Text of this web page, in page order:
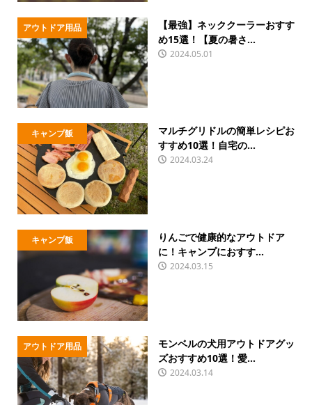
アウトドア用品
【最強】ネッククーラーおすす
め15選！【夏の暑さ...
2024.05.01
キャンプ飯
マルチグリドルの簡単レシピお
すすめ10選！自宅の...
2024.03.24
キャンプ飯
りんごで健康的なアウトドア
に！キャンプにおすす...
2024.03.15
アウトドア用品
モンベルの犬用アウトドアグッ
ズおすすめ10選！愛...
2024.03.14